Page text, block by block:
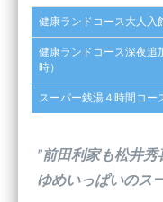
健康ランドコース大人入
健康ランドコース深夜追
時）
スーパー銭湯４時間コー
”前田利家も松井秀
ゆめいっぱいのス